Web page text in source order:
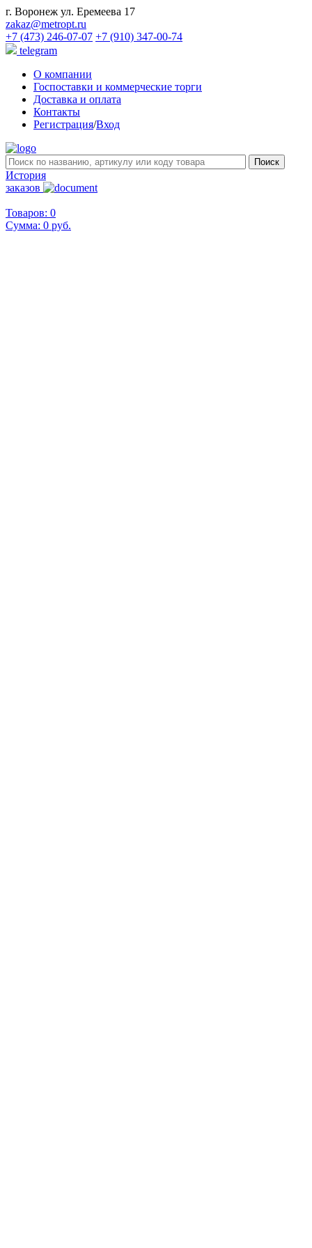
г. Воронеж ул. Еремеева 17
zakaz@metropt.ru
+7 (473) 246-07-07 +7 (910) 347-00-74
telegram
О компании
Госпоставки и коммерческие торги
Доставка и оплата
Контакты
Регистрация/Вход
История
заказов
Товаров: 0
Сумма: 0 руб.